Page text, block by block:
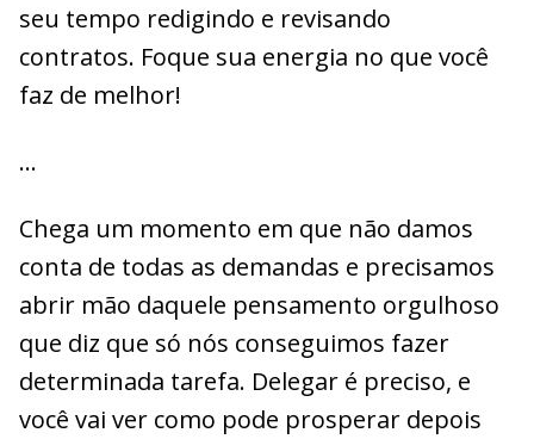
seu tempo redigindo e revisando
contratos. Foque sua energia no que você
faz de melhor!
…
Chega um momento em que não damos
conta de todas as demandas e precisamos
abrir mão daquele pensamento orgulhoso
que diz que só nós conseguimos fazer
determinada tarefa. Delegar é preciso, e
você vai ver como pode prosperar depois